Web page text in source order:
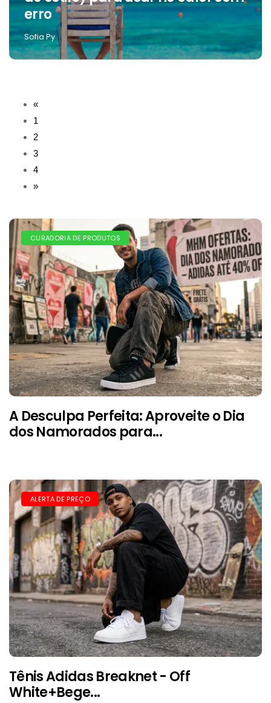
erro
Sofia Py
«
1
2
3
4
»
CURADORIA DE PRODUTOS
A Desculpa Perfeita: Aproveite o Dia
dos Namorados para...
ALERTA DE PREÇO
Tênis Adidas Breaknet - Off
White+Bege...